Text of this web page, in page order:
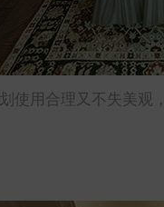
使用合理又不失美